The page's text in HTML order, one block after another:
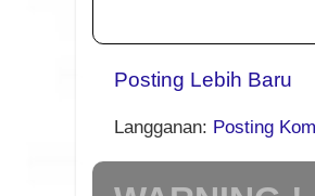
Posting Lebih Baru
Langganan: Posting